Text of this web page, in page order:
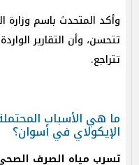
وأكد المتحدث باسم
تتحسن، وأن التقارير
تتراجع.
ما هي الأسباب
الإيكولاي في أسوان؟
تسرب مياه الصرف